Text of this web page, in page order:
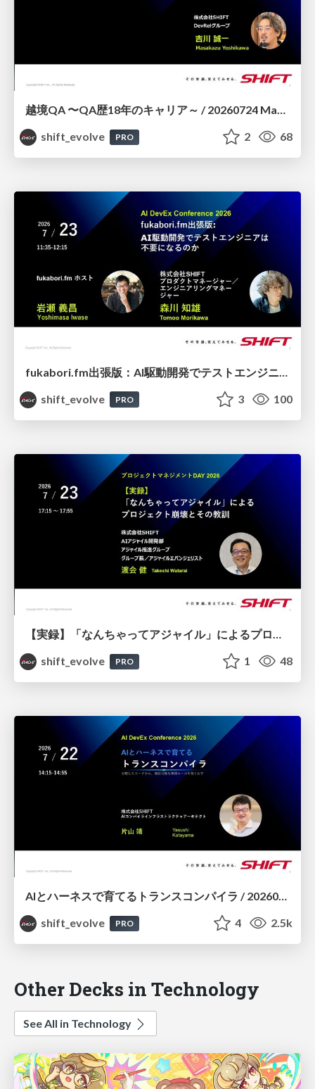
越境QA 〜QA歴18年のキャリア～ / 20260724 Masakazu Yoshikawa
shift_evolve
PRO 2 68
shift_evolve
PRO 3 100
【実録】「なんちゃってアジャイル」によるプロジェクト崩壊とその教訓 / 20260723 Takeshi Watarai
shift_evolve
PRO 1 48
AIとハーネスで育てるトランスコンパイラ / 20260722 Yasushi Katayama
shift_evolve
PRO 4 2.5k
Other Decks in Technology
See All in Technology